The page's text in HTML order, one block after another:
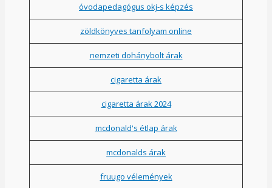
óvodapedagógus okj-s képzés
zöldkönyves tanfolyam online
nemzeti dohánybolt árak
cigaretta árak
cigaretta árak 2024
mcdonald's étlap árak
mcdonalds árak
fruugo vélemények